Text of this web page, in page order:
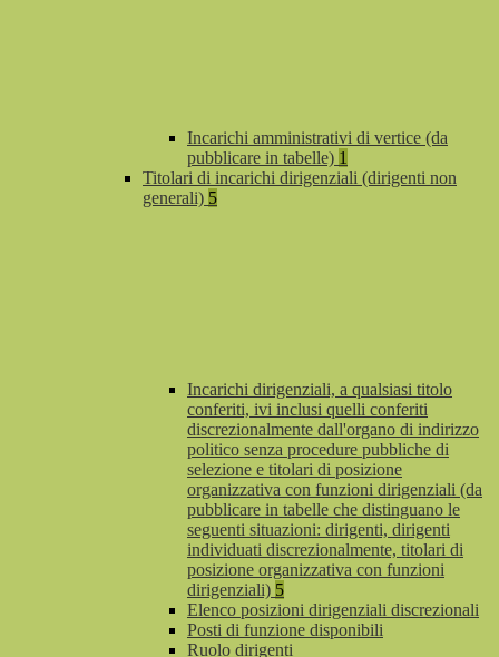
Incarichi amministrativi di vertice (da
pubblicare in tabelle) 1
Titolari di incarichi dirigenziali (dirigenti non
generali) 5
Incarichi dirigenziali, a qualsiasi titolo
conferiti, ivi inclusi quelli conferiti
discrezionalmente dall'organo di indirizzo
politico senza procedure pubbliche di
selezione e titolari di posizione
organizzativa con funzioni dirigenziali (da
pubblicare in tabelle che distinguano le
seguenti situazioni: dirigenti, dirigenti
individuati discrezionalmente, titolari di
posizione organizzativa con funzioni
dirigenziali) 5
Elenco posizioni dirigenziali discrezionali
Posti di funzione disponibili
Ruolo dirigenti